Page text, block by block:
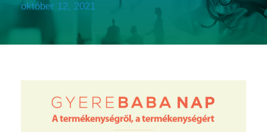
október 12, 2021